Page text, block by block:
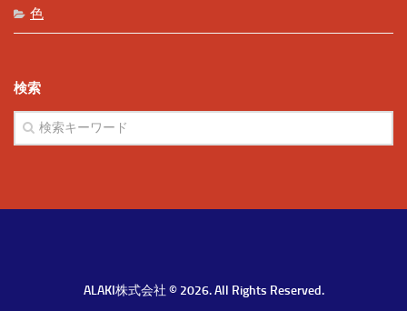
色
検索
ALAKI株式会社 © 2026. All Rights Reserved.